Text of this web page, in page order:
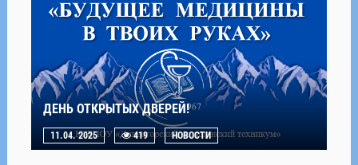
ДЕНЬ ОТКРЫТЫХ ДВЕРЕЙ!
11.04. 2025 419 НОВОСТИ